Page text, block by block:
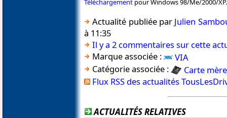
Actualité publiée par Julien
à 11:35
Il y a 2 commentaires sur cette
Marque associée :
VIA
Catégorie associée :
Carte mère
Flux RSS des actualités
ACTUALITÉS RELATIVES